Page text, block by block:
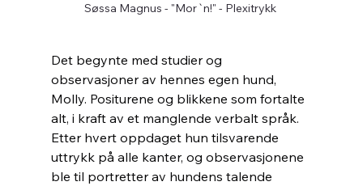
Søssa Magnus - "Mor`n!" - Plexitrykk
Det begynte med studier og
observasjoner av hennes egen hund,
Molly. Positurene og blikkene som fortalte
alt, i kraft av et manglende verbalt språk.
Etter hvert oppdaget hun tilsvarende
uttrykk på alle kanter, og observasjonene
ble til portretter av hundens talende